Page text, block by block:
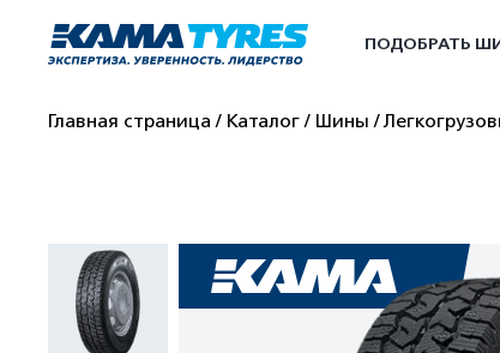
ПОДОБРАТЬ
Главная страница Каталог Шины